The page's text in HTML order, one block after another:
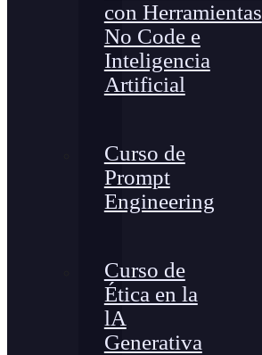
con Herramientas
No Code e
Inteligencia
Artificial
Curso de
Prompt
Engineering
Curso de
Ética en la
lA
Generativa